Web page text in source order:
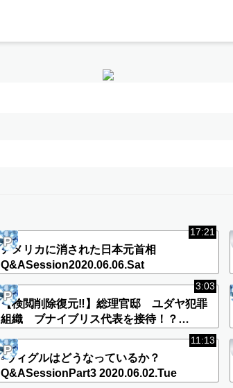
P
17:21
アメリカに消された日本元首相
Q&ASession2020.06.06.Sat
P
3:03
【検閲削除復元‼︎】総理官邸 ユダヤ犯罪
組織 ブナイブリス代表を接待！？
P
11:13
▫️ウィグルはどうなっているか？
Q&ASessionPart3 2020.06.02.Tue